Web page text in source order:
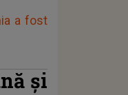
a fost
și